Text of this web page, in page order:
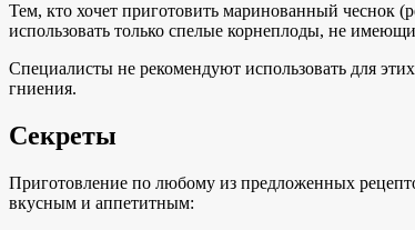
Тем, кто хочет приготовить маринованный чеснок
использовать только спелые корнеплоды, не
Специалисты не рекомендуют использовать для
гниения.
Секреты
Приготовление по любому из предложенных
вкусным и аппетитным: